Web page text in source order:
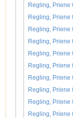
Regling, Priene
Regling, Priene
Regling, Priene
Regling, Priene
Regling, Priene
Regling, Priene
Regling, Priene
Regling, Priene
Regling, Priene
Regling, Priene